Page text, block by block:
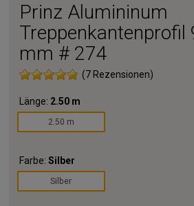
Prinz Alumininum
Treppenkantenprofil
mm # 274
(7 Rezensionen)
Länge: 2.50 m
2.50 m
Farbe: Silber
Silber